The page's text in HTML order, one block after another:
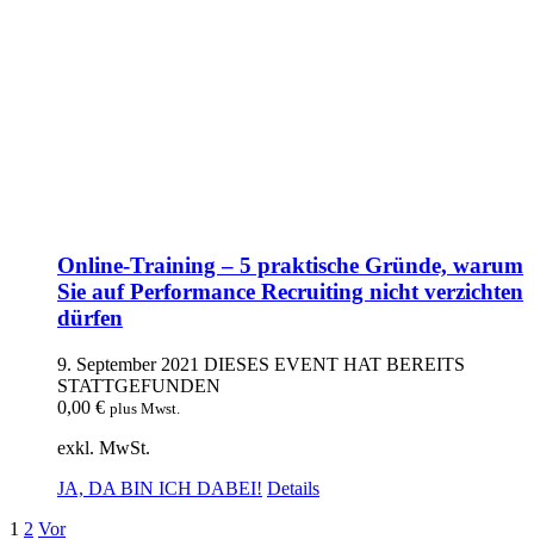
Online-Training – 5 praktische Gründe, warum
Sie auf Performance Recruiting nicht verzichten
dürfen
9. September 2021 DIESES EVENT HAT BEREITS
STATTGEFUNDEN
0,00 € plus Mwst.
exkl. MwSt.
JA, DA BIN ICH DABEI! Details
1 2 Vor